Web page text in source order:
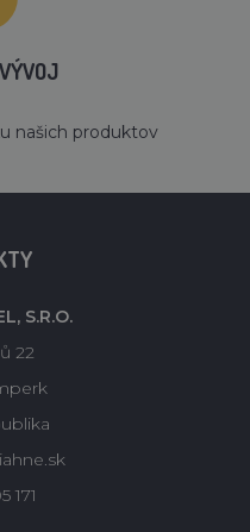
našich produktov
S.R.O.
22
171